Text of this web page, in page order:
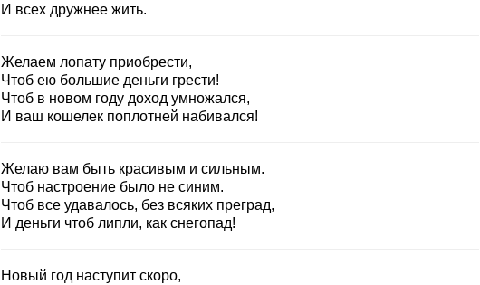
И всех дружнее жить.
Желаем лопату приобрести,
Чтоб ею большие деньги грести!
Чтоб в новом году доход умножался,
И ваш кошелек поплотней набивался!
Желаю вам быть красивым и сильным.
Чтоб настроение было не синим.
Чтоб все удавалось, без всяких преград,
И деньги чтоб липли, как снегопад!
Новый год наступит скоро,